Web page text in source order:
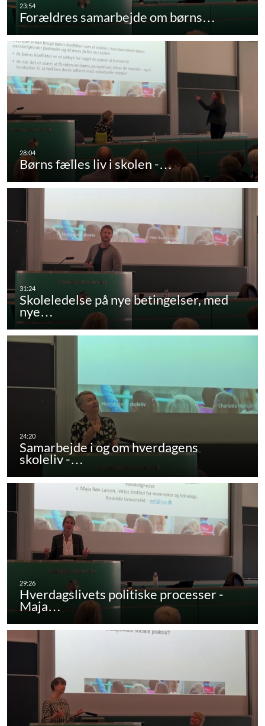
Forældres samarbejde om børns…
Børns fælles liv i skolen -…
Skoleledelse på nye betingelser, med
nye…
Samarbejde i og om hverdagens
skoleliv -…
Hverdagslivets politiske processer -
Maja…